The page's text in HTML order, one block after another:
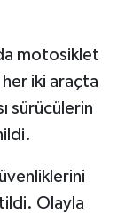
motosiklet
iki araçta
sürücülerin
Olayla